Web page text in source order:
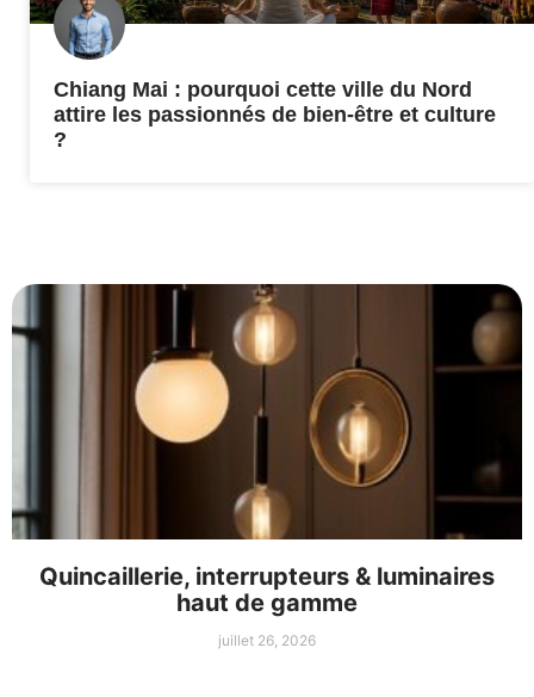
Chiang Mai : pourquoi cette ville du Nord
attire les passionnés de bien-être et culture
?
Quincaillerie, interrupteurs & luminaires
haut de gamme
juillet 26, 2026